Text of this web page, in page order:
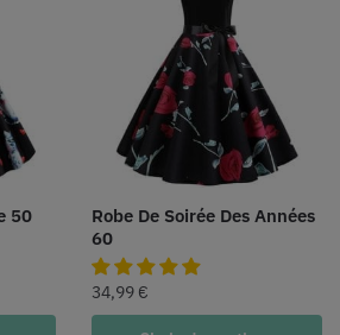
50
Robe De Soirée Des Années
60
34,99 €